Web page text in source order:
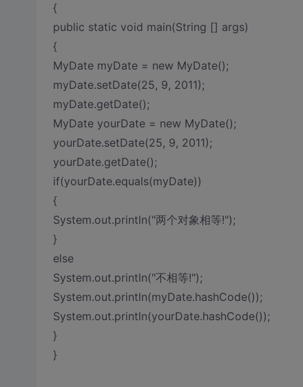
{
public static void main(String [] args)
{
MyDate myDate = new MyDate();
myDate.setDate(25, 9, 2011);
myDate.getDate();
MyDate yourDate = new MyDate();
yourDate.setDate(25, 9, 2011);
yourDate.getDate();
if(yourDate.equals(myDate))
{
System.out.println("两个对象相等!");
}
else
System.out.println("不相等!");
System.out.println(myDate.hashCode());
System.out.println(yourDate.hashCode());
}
}